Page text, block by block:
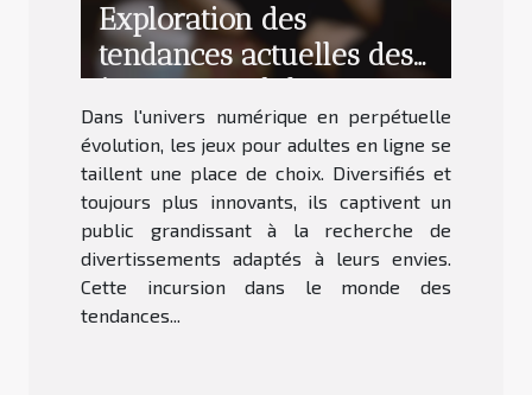
Exploration des
tendances actuelles des
jeux pour adultes en
ligne
Dans l'univers numérique en perpétuelle
évolution, les jeux pour adultes en ligne se
taillent une place de choix. Diversifiés et
toujours plus innovants, ils captivent un
public grandissant à la recherche de
divertissements adaptés à leurs envies.
Cette incursion dans le monde des
tendances...